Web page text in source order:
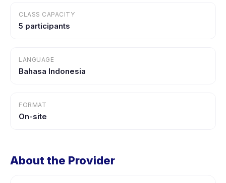
CLASS CAPACITY
5 participants
LANGUAGE
Bahasa Indonesia
FORMAT
On-site
About the Provider